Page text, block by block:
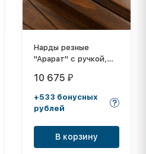
Нарды резные
"Арарат" с ручкой,
10 675 ₽
+533 бонусных
рублей
В корзину